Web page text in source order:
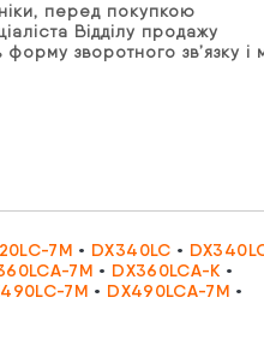
перед покупкою
Відділу продажу
зворотного зв’язку і
7M • DX340LC •
7M • DX360LCA-K •
7M • DX490LCA-7M •